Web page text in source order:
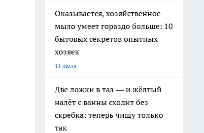
Оказывается, хозяйственное
мыло умеет гораздо больше: 10
бытовых секретов опытных
хозяек
11 июля
Две ложки в таз — и жёлтый
налёт с ванны сходит без
скребка: теперь чищу только
так